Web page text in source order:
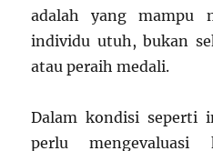
adalah yang mampu
individu utuh, bukan
atau peraih medali.
Dalam kondisi seperti
perlu mengevaluasi